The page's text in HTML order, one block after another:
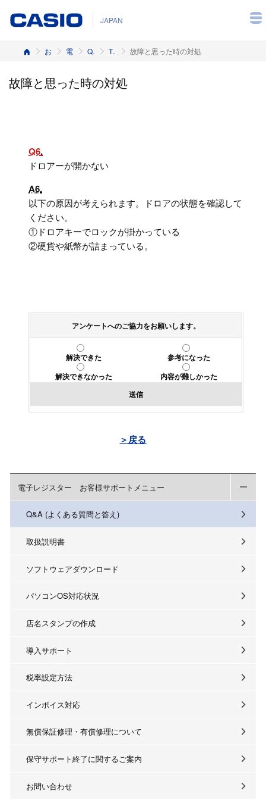
JAPAN
ホーム お客様サポート 電子レジスター Q&A（よくある質問と答え） TK-2800, TK-2600, NK-2000 故障と思った時の対処
故障と思った時の対処
Q6
ドロアーが開かない
A6
以下の原因が考えられます。ドロアの状態を確認して
ください。
①ドロアキーでロックが掛かっている
②硬貨や紙幣が詰まっている。
アンケートへのご協力をお願いします。
解決できた
参考になった
解決できなかった
内容が難しかった
送信
＞戻る
電子レジスター お客様サポートメニュー
Q&A (よくある質問と答え)
取扱説明書
ソフトウェアダウンロード
パソコンOS対応状況
店名スタンプの作成
導入サポート
税率設定方法
インボイス対応
無償保証修理・有償修理について
保守サポート終了に関するご案内
お問い合わせ